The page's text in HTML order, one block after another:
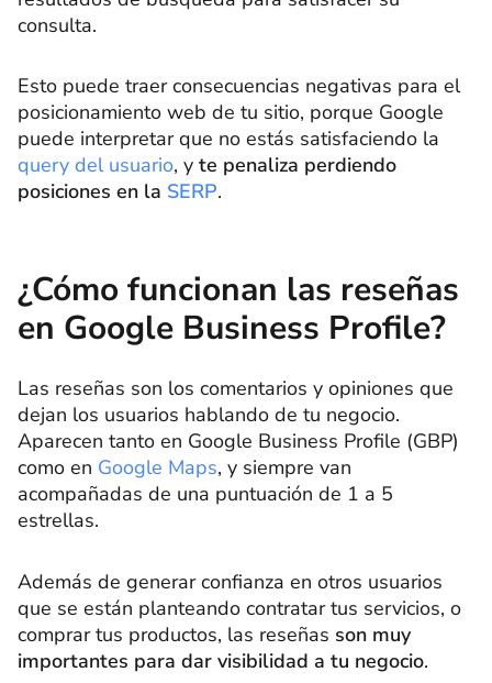
consulta.
Esto puede traer consecuencias negativas para el
posicionamiento web de tu sitio, porque Google
puede interpretar que no estás satisfaciendo la
query del usuario, y te penaliza perdiendo
posiciones en la SERP.
¿Cómo funcionan las reseñas
en Google Business Profile?
Las reseñas son los comentarios y opiniones que
dejan los usuarios hablando de tu negocio.
Aparecen tanto en Google Business Profile (GBP)
como en Google Maps, y siempre van
acompañadas de una puntuación de 1 a 5
estrellas.
Además de generar confianza en otros usuarios
que se están planteando contratar tus servicios, o
comprar tus productos, las reseñas son muy
importantes para dar visibilidad a tu negocio.